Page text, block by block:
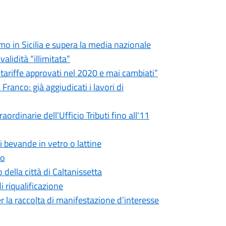
in Sicilia e supera la media nazionale
“illimitata”
approvati nel 2020 e mai cambiati”
già aggiudicati i lavori di
dell'Ufficio Tributi fino all'11
bevande in vetro o lattine
della città di Caltanissetta
riqualificazione
raccolta di manifestazione d’interesse